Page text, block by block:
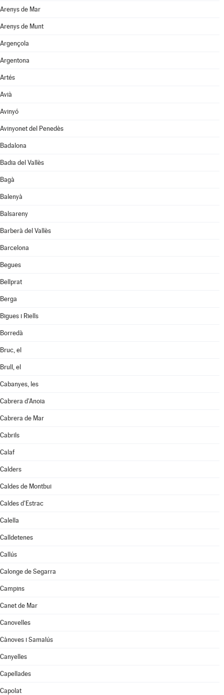
Arenys de Mar
Arenys de Munt
Argençola
Argentona
Artés
Avià
Avinyó
Avinyonet del Penedès
Badalona
Badia del Vallès
Bagà
Balenyà
Balsareny
Barberà del Vallès
Barcelona
Begues
Bellprat
Berga
Bigues i Riells
Borredà
Bruc, el
Brull, el
Cabanyes, les
Cabrera d'Anoia
Cabrera de Mar
Cabrils
Calaf
Calders
Caldes de Montbui
Caldes d'Estrac
Calella
Calldetenes
Callús
Calonge de Segarra
Campins
Canet de Mar
Canovelles
Cànoves i Samalús
Canyelles
Capellades
Capolat